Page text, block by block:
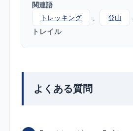
関連語
トレッキング
登山
トレイル
よくある質問